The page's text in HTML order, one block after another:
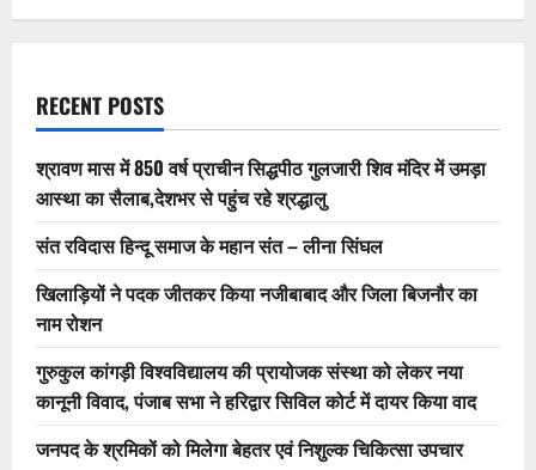
RECENT POSTS
श्रावण मास में 850 वर्ष प्राचीन सिद्धपीठ गुलजारी शिव मंदिर में उमड़ा
आस्था का सैलाब,देशभर से पहुंच रहे श्रद्धालु
संत रविदास हिन्दू समाज के महान संत – लीना सिंघल
खिलाड़ियों ने पदक जीतकर किया नजीबाबाद और जिला बिजनौर का
नाम रोशन
गुरुकुल कांगड़ी विश्वविद्यालय की प्रायोजक संस्था को लेकर नया
कानूनी विवाद, पंजाब सभा ने हरिद्वार सिविल कोर्ट में दायर किया वाद
जनपद के श्रमिकों को मिलेगा बेहतर एवं निशुल्क चिकित्सा उपचार